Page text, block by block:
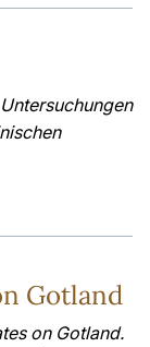
Gotland
on Gotland.